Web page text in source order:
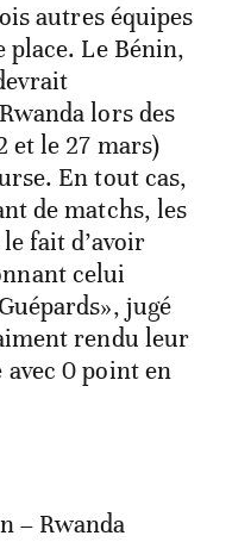
autres équipes
place. Le Bénin,
lors des
et le 27 mars)
En tout cas,
de matchs, les
fait d’avoir
celui
jugé
rendu leur
0 point en
– Rwanda